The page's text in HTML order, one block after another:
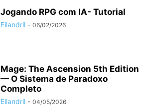
Jogando RPG com IA- Tutorial
Eilandril - 06/02/2026
Mage: The Ascension 5th Edition
— O Sistema de Paradoxo
Completo
Eilandril - 04/05/2026